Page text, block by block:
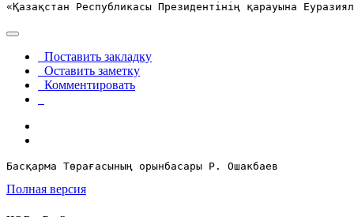
«Қазақстан Республикасы Президентінің қарауына
Поставить закладку
Оставить заметку
Комментировать
Басқарма Төрағасының орынбасары Р. Ошакбаев
Полная версия